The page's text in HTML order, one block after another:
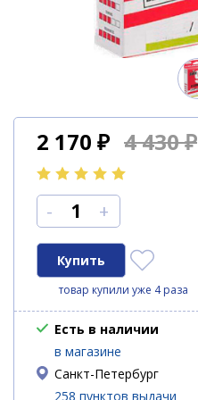
2 170 ₽ 4 430 ₽
- +
товар купили уже 4 раза
Есть в наличии
в магазине
Санкт-Петербург
258 пунктов выдачи